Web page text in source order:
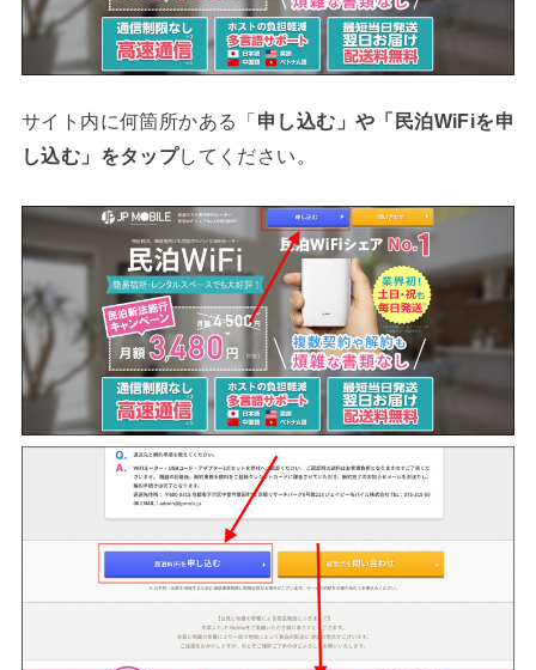
サイト内に何箇所かある「申し込む」や「民泊WiFiを申
し込む」をタップしてください。